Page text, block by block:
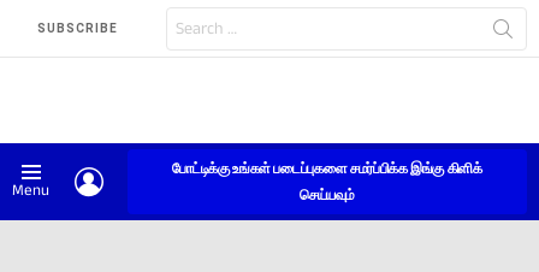
SUBSCRIBE
for:
Menu
போட்டிக்கு உங்கள் படைப்புகளை சமர்ப்பிக்க இங்கு கிளிக்
செய்யவும்